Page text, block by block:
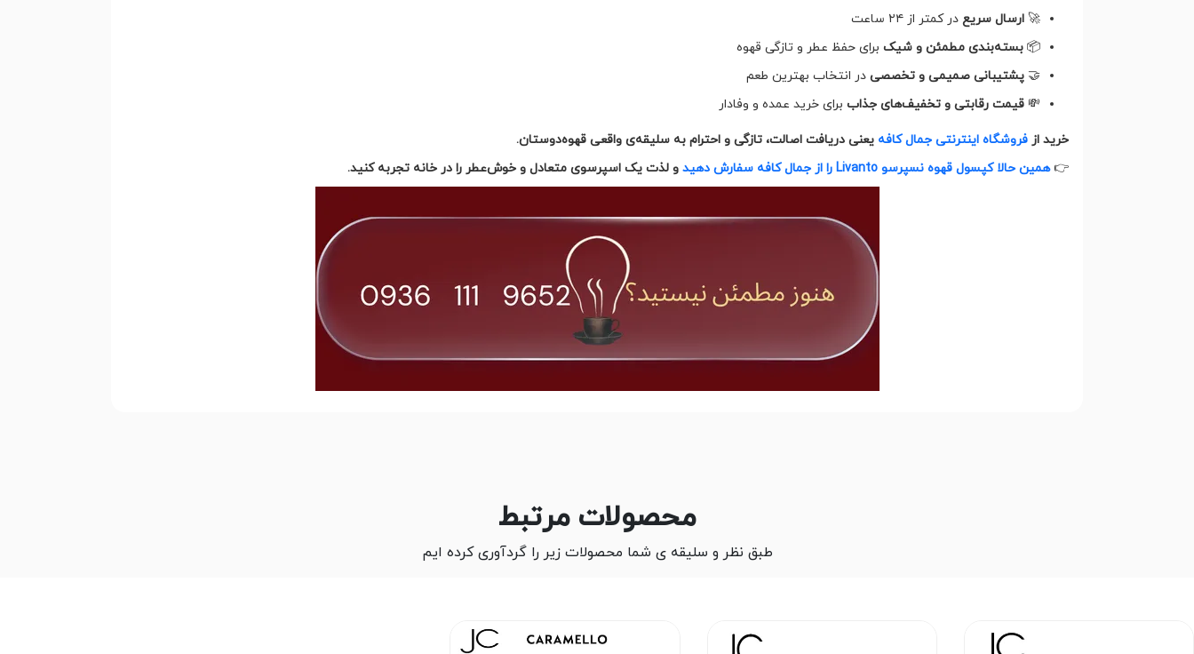
🚀 ارسال سریعدر کمتر از ۲۴ ساعت
📦 بسته‌بندی مطمئن و شیکبرای حفظ عطر و تازگی قهوه
🤝 پشتیبانی صمیمی و تخصصیدر انتخاب بهترین طعم
💸 قیمت رقابتی و تخفیف‌های جذاببرای خرید عمده و وفادار
خرید ازفروشگاه اینترنتی جمال کافه یعنی دریافت اصالت، تازگی و احترام به سلیقه‌ی واقعی قهوه‌دوستان.
👉 همین حالا کپسول قهوه نسپرسو Livanto را از جمال کافه سفارش دهید و لذت یک اسپرسوی متعادل و خوش‌عطر را در خانه تجربه کنید.
محصولات مرتبط
طبق نظر و سلیقه ی شما محصولات زیر را گردآوری کرده ایم